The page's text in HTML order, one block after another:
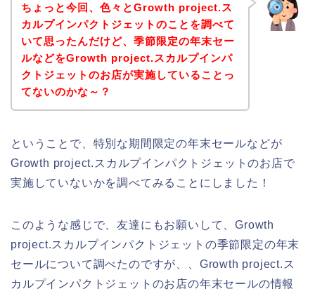
ちょっと今回、色々とGrowth project.ス
カルプインパクトジェットのことを調べて
いて思ったんだけど、季節限定の年末セー
ルなどをGrowth project.スカルプインパ
クトジェットのお店が実施していることっ
てないのかな～？
ということで、特別な期間限定の年末セールなどが
Growth project.スカルプインパクトジェットのお店で
実施していないかを調べてみることにしました！
このような感じで、友達にもお願いして、Growth
project.スカルプインパクトジェットの季節限定の年末
セールについて調べたのですが、、Growth project.ス
カルプインパクトジェットのお店の年末セールの情報